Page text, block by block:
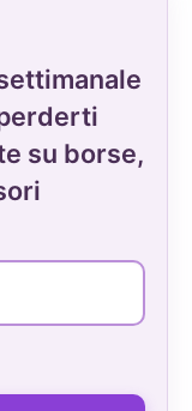
su borse,